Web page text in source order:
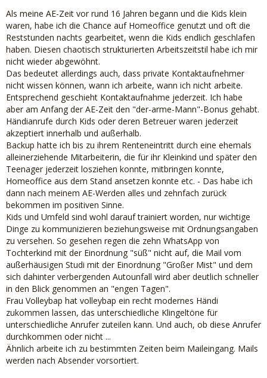
Als meine AE-Zeit vor rund 16 Jahren begann und die Kids klein
waren, habe ich die Chance auf Homeoffice genutzt und oft die
Reststunden nachts gearbeitet, wenn die Kids endlich geschlafen
haben. Diesen chaotisch strukturierten Arbeitszeitstil habe ich mir
nicht wieder abgewöhnt.
Das bedeutet allerdings auch, dass private Kontaktaufnehmer
nicht wissen können, wann ich arbeite, wann ich nicht arbeite.
Entsprechend geschieht Kontaktaufnahme jederzeit. Ich habe
aber am Anfang der AE-Zeit den "der-arme-Mann"-Bonus gehabt.
Händianrufe durch Kids oder deren Betreuer waren jederzeit
akzeptiert innerhalb und außerhalb.
Backup hatte ich bis zu ihrem Renteneintritt durch eine ehemals
alleinerziehende Mitarbeiterin, die für ihr Kleinkind und später den
Teenager jederzeit losziehen konnte, mitbringen konnte,
Homeoffice aus dem Stand ansetzen konnte etc. - Das habe ich
dann nach meinem AE-Werden alles und zehnfach zurück
bekommen im positiven Sinne.
Kids und Umfeld sind wohl darauf trainiert worden, nur wichtige
Dinge zu kommunizieren beziehungsweise mit Ordnungsangaben
zu versehen. So gesehen regen die zehn WhatsApp von
Tochterkind mit der Einordnung "süß" nicht auf, die Mail vom
außerhäusigen Studi mit der Einordnung "Großer Mist" und dem
sich dahinter verbergenden Autounfall wird aber deutlich schneller
in den Blick genommen an "engen Tagen".
Frau Volleybap hat volleybap ein recht modernes Händi
zukommen lassen, das unterschiedliche Klingeltöne für
unterschiedliche Anrufer zuteilen kann. Und auch, ob diese Anrufer
durchkommen oder nicht ...
Ähnlich arbeite ich zu bestimmten Zeiten beim Maileingang. Mails
werden nach Absender vorsortiert.